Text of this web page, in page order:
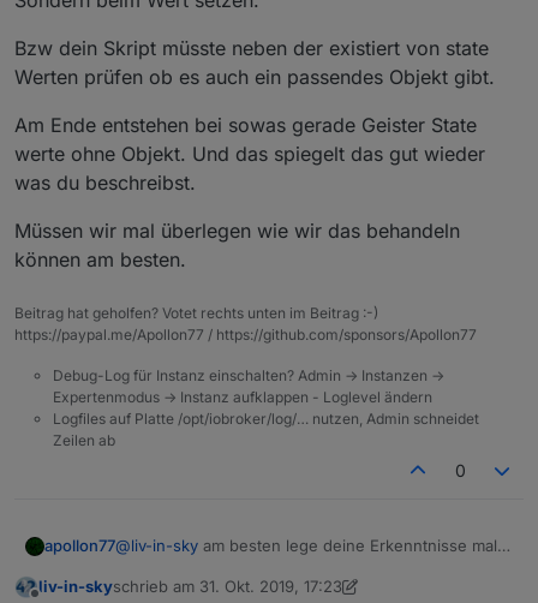
alias.0 nach datenpunkte , vergleicht den inhalt der
alias.id und sucht den zugehörigen dp - ist er da, ist
alles gut, existiert er nicht - kommt fehler
(alias.0.dritterVersuch)
jetzt das eigenartige verhalten - nach einem neustart
des iobrokers, wird beim scannen des alias.0
ordners , der aliasdatenpunkt nicht mehr gefunden
OBWOHL er im object tab noch da ist. im ersten bild
ist "derFehler2" sichtbar - im 3ten bild wird durch
alias.0 gelaufen und ausgegeben - da kommt
"derFehler2" nicht mehr vor obwohl sichtbar - ABER
nach 10-20 aliaswerten könnten sich dort
im script nicht mehr richtig finden oder auch in der
vis - der datenpunkt existiert ja noch und kann auch
zb. in der vis ausgewählt werden
weißt du, ob da eine fehlerroutine kommen wird?
oder ist es noch zu früh, danach zu fragen
Bzw dein Skript müsste neben der existiert von state
Werten prüfen ob es auch ein passendes Objekt gibt.
Am Ende entstehen bei sowas gerade Geister State
werte ohne Objekt. Und das spiegelt das gut wieder
was du beschreibst.
Müssen wir mal überlegen wie wir das behandeln
können am besten.
Beitrag hat geholfen? Votet rechts unten im Beitrag :-)
https://paypal.me/Apollon77 / https://github.com/sponsors/Apollon77
Debug-Log für Instanz einschalten? Admin -> Instanzen ->
Expertenmodus -> Instanz aufklappen - Loglevel ändern
Logfiles auf Platte /opt/iobroker/log/… nutzen, Admin schneidet
Zeilen ab
0
apollon77@liv-in-sky am besten lege deine Erkenntnisse mal
immer beim setzen von zielstates von einem alias
Bzw dein Skript müsste neben der existiert von state
liv-in-skyschrieb am 31. Okt. 2019, 17:23
zuletzt editiert von liv-in-sky